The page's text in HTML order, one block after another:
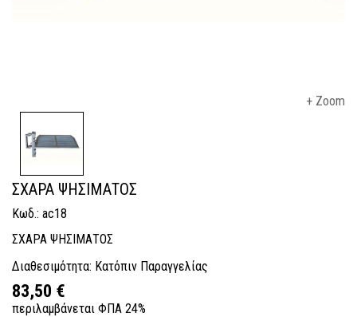
+ Zoom
ΣΧΑΡΑ ΨΗΣΙΜΑΤΟΣ
Κωδ.: ac18
ΣΧΑΡΑ ΨΗΣΙΜΑΤΟΣ
Διαθεσιμότητα: Κατόπιν Παραγγελίας
83,50 €
περιλαμβάνεται ΦΠΑ 24%